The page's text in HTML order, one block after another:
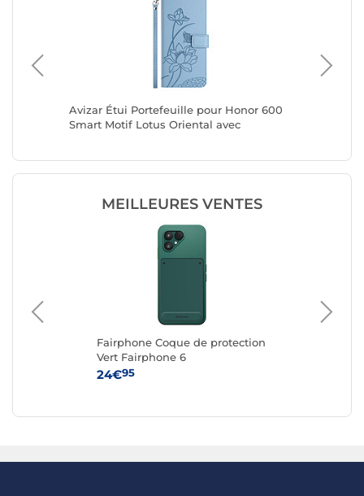
Avizar Étui Portefeuille pour Honor 600
Smart Motif Lotus Oriental avec
MEILLEURES VENTES
Fairphone Coque de protection
Vert Fairphone 6
24€95